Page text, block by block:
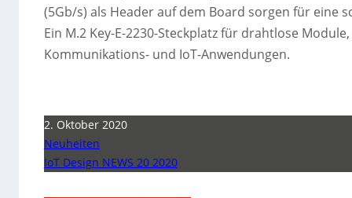
(5Gb/s) als Header auf dem Board sorgen für eine
Ein M.2 Key-E-2230-Steckplatz für drahtlose
Kommunikations- und IoT-Anwendungen.
2. Oktober 2020
Neuheiten
IoT Design NEWS 20 2020